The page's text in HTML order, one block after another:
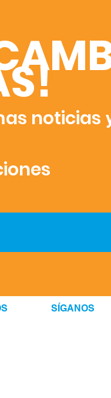
noticias
SÍGANOS